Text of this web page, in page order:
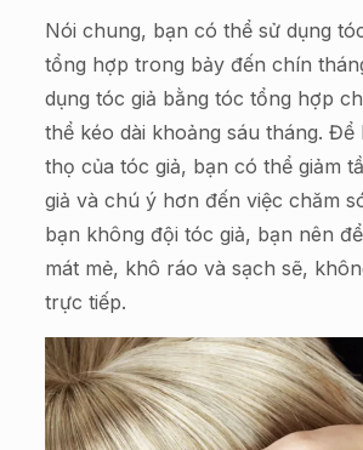
Nói chung, bạn có thể sử dụng
tổng hợp trong bảy đến chín
dụng tóc giả bằng tóc tổng hợp
thể kéo dài khoảng sáu tháng. Để
thọ của tóc giả, bạn có thể giảm
giả và chú ý hơn đến việc chăm
bạn không đội tóc giả, bạn nên
mát mẻ, khô ráo và sạch sẽ,
trực tiếp.